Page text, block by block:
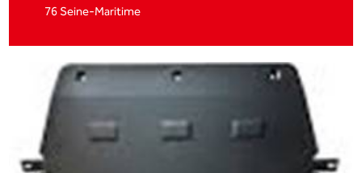
76 Seine-Maritime